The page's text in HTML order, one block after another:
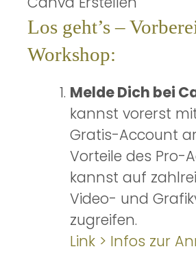
Los geht’s –
Workshop:
Melde Dich bei
kannst vorerst
Gratis-Account
Vorteile des Pro-
kannst auf
Video- und
zugreifen.
Link > Infos zur